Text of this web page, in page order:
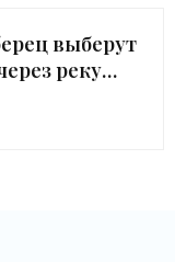
выберут
реку